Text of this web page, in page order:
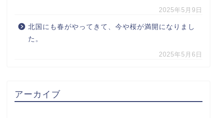
2025年5月9日
北国にも春がやってきて、今や桜が満開になりまし
た。
2025年5月6日
アーカイブ